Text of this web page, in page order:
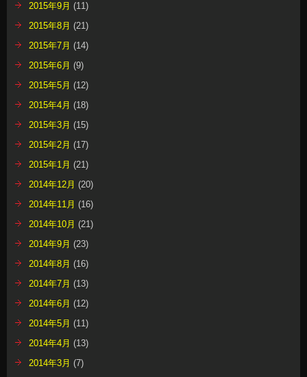
2015年9月 (11)
2015年8月 (21)
2015年7月 (14)
2015年6月 (9)
2015年5月 (12)
2015年4月 (18)
2015年3月 (15)
2015年2月 (17)
2015年1月 (21)
2014年12月 (20)
2014年11月 (16)
2014年10月 (21)
2014年9月 (23)
2014年8月 (16)
2014年7月 (13)
2014年6月 (12)
2014年5月 (11)
2014年4月 (13)
2014年3月 (7)